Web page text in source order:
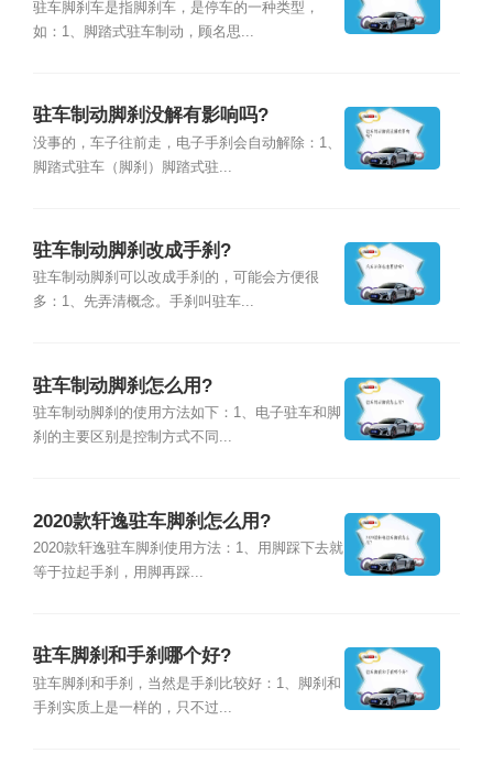
驻车脚刹车是指脚刹车，是停车的一种类型，
如：1、脚踏式驻车制动，顾名思...
驻车制动脚刹没解有影响吗?
没事的，车子往前走，电子手刹会自动解除：1、
脚踏式驻车（脚刹）脚踏式驻...
驻车制动脚刹改成手刹?
驻车制动脚刹可以改成手刹的，可能会方便很
多：1、先弄清概念。手刹叫驻车...
驻车制动脚刹怎么用?
驻车制动脚刹的使用方法如下：1、电子驻车和脚
刹的主要区别是控制方式不同...
2020款轩逸驻车脚刹怎么用?
2020款轩逸驻车脚刹使用方法：1、用脚踩下去就
等于拉起手刹，用脚再踩...
驻车脚刹和手刹哪个好?
驻车脚刹和手刹，当然是手刹比较好：1、脚刹和
手刹实质上是一样的，只不过...